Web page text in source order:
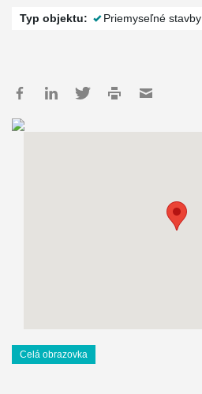
Typ objektu: Priemyseľné stavby
Celá obrazovka